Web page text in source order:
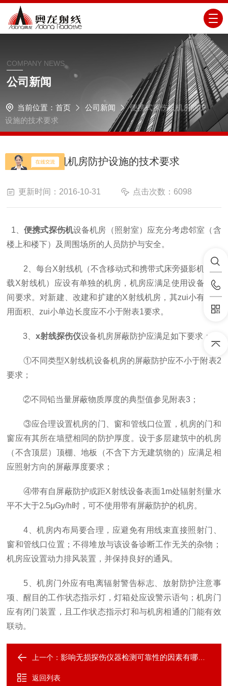
COMPANY NEWS
公司新闻
当前位置： 首页 公司新闻
便携式探伤机机房防护
设施的技术要求
便携式探伤机机房防护设施的技术要求
更新时间：2016-10-31 点击次数：6098
1、便携式探伤机设备机房（照射室）应充分考虑邻室（含
楼上和楼下）及周围场所的人员防护与安全。
2、每台X射线机（不含移动式和携带式床旁摄影机与车
载X射线机）应设有单独的机房，机房应满足使用设备的空
间要求。对新建、改建和扩建的X射线机房，其zui小有效使
用面积、zui小单边长度应不小于附表1要求。
3、x射线探伤仪设备机房屏蔽防护应满足如下要求：
①不同类型X射线机设备机房的屏蔽防护应不小于附表2
要求；
②不同铅当量屏蔽物质厚度的典型值参见附表3；
③应合理设置机房的门、窗和管线口位置，机房的门和
窗应有其所在墙壁相同的防护厚度。设于多层建筑中的机房
（不含顶层）顶棚、地板（不含下方无建筑物的）应满足相
应照射方向的屏蔽厚度要求；
④带有自屏蔽防护或距X射线设备表面1m处辐射剂量水
平不大于2.5μGy/h时，可不使用带有屏蔽防护的机房。
4、机房内布局要合理，应避免有用线束直接照射门、
窗和管线口位置；不得堆放与该设备诊断工作无关的杂物；
机房应设置动力排风装置，并保持良好的通风。
5、机房门外应有电离辐射警告标志、放射防护注意事
项、醒目的工作状态指示灯，灯箱处应设警示语句；机房门
应有闭门装置，且工作状态指示灯和与机房相通的门能有效
联动。
上一个：影响无损探伤仪器检测可靠性的因素有哪些？
返回列表